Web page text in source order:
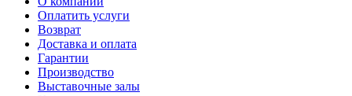
Оплатить услуги
Возврат
Доставка и оплата
Гарантии
Производство
Выставочные залы